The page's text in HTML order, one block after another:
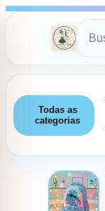
Todas as
categorias